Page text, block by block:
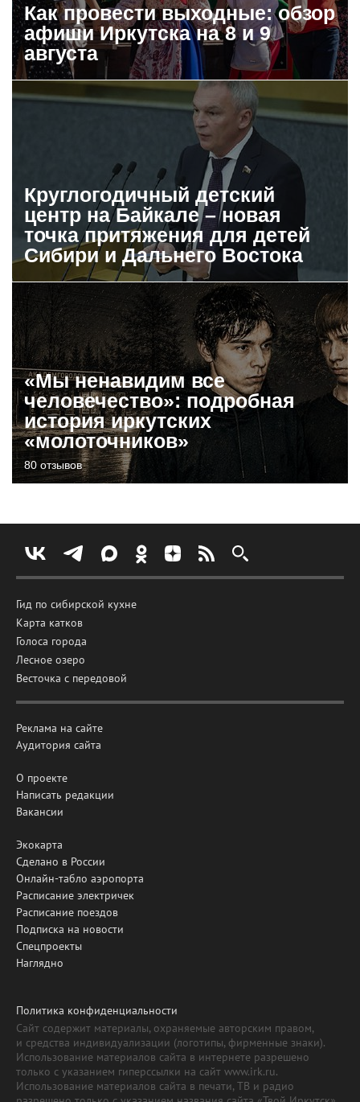
Как провести выходные: обзор
афиши Иркутска на 8 и 9
августа
Круглогодичный детский
центр на Байкале – новая
точка притяжения для детей
Сибири и Дальнего Востока
«Мы ненавидим все
человечество»: подробная
история иркутских
«молоточников»
80 отзывов
Гид по сибирской кухне
Карта катков
Голоса города
Лесное озеро
Весточка с передовой
Реклама на сайте
Аудитория сайта
О проекте
Написать редакции
Вакансии
Экокарта
Сделано в России
Онлайн-табло аэропорта
Расписание электричек
Расписание поездов
Подписка на новости
Спецпроекты
Наглядно
Политика конфиденциальности
Сайт содержит материалы, охраняемые авторским правом,
и средства индивидуализации (логотипы, фирменные знаки).
Использование материалов сайта в интернете разрешено
только с указанием гиперссылки на сайт www.irk.ru.
Использование материалов сайта в печати, ТВ и радио